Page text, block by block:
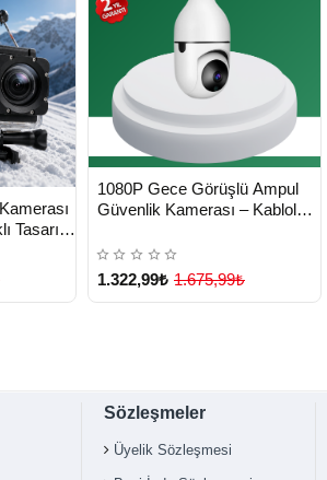
Tasarım
TESLİMAT
1080P Gece Görüşlü Ampul
Güvenlik Kamerası – Kablolu
Lisinya
1.322,99₺ 1.675,99₺
Sözleşmeler
Üyelik Sözleşmesi